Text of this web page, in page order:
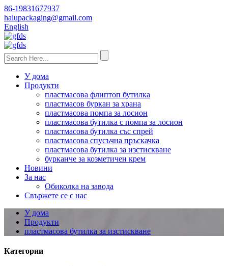
86-19831677937
halupackaging@gmail.com
English
У дома
Продукти
пластмасова флиптоп бутилка
пластмасов буркан за храна
пластмасова помпа за лосион
пластмасова бутилка с помпа за лосион
пластмасова бутилка със спрей
пластмасова спусъчна пръскачка
пластмасова бутилка за изстискване
бурканче за козметичен крем
Новини
За нас
Обиколка на завода
Свържете се с нас
У дома
Продукти
пластмасова бутилка за изстискване
Категории